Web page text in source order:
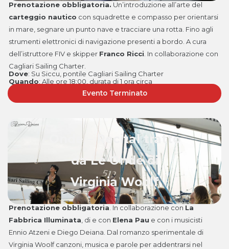
Prenotazione obbligatoria. Un’introduzione all’arte del
carteggio nautico con squadrette e compasso per orientarsi
in mare, segnare un punto nave e tracciare una rotta. Fino agli
strumenti elettronici di navigazione presenti a bordo. A cura
dell’istruttore FIV e skipper Franco Ricci. In collaborazione con
Cagliari Sailing Charter.
Dove: Su Siccu, pontile Cagliari Sailing Charter
Quando: Alle ore 18:00, durata di 1 ora circa
Evento Terminato
Onde – Recital tratto
da Le Onde di
Virginia Woolf
Prenotazione obbligatoria . In collaborazione con La
Fabbrica Illuminata , di e con Elena Pau e con i musicisti
Ennio Atzeni e Diego Deiana. Dal romanzo sperimentale di
Virginia Woolf canzoni, musica e parole per addentrarsi nel